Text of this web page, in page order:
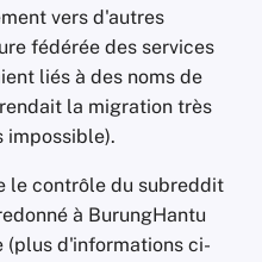
vers d'autres
fédérée des services
liés à des noms de
la migration très
impossible).
le contrôle du subreddit
à BurungHantu
(plus d'informations ci-